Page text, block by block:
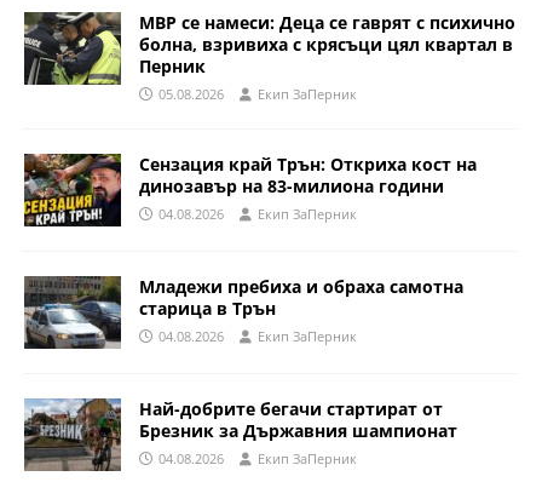
МВР се намеси: Деца се гаврят с психично
болна, взривиха с крясъци цял квартал в
Перник
05.08.2026 Eкип ЗаПерник
Сензация край Трън: Откриха кост на
динозавър на 83-милиона години
04.08.2026 Eкип ЗаПерник
Младежи пребиха и обраха самотна
старица в Трън
04.08.2026 Eкип ЗаПерник
Най-добрите бегачи стартират от
Брезник за Държавния шампионат
04.08.2026 Eкип ЗаПерник